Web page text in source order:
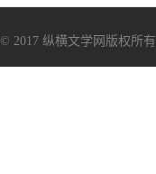
© 2017 纵横文学网版权所有